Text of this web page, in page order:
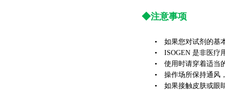
◆注意事项
• 如果您对试剂的基本
• ISOGEN 是非医疗用
• 使用时请穿着适当的
• 操作场所保持通风，
• 如果接触皮肤或眼睛